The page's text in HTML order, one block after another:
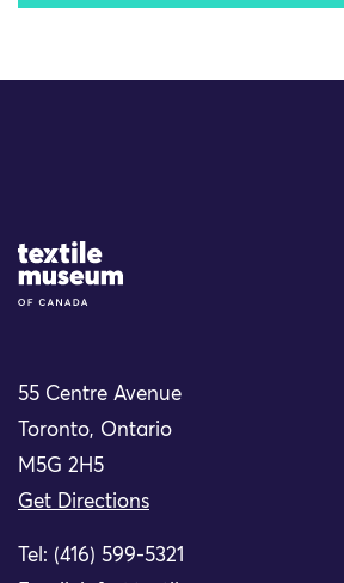
Site Logo
55 Centre Avenue
Toronto, Ontario
M5G 2H5
Get Directions
Tel: (416) 599-5321